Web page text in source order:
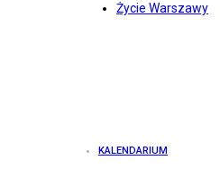
Życie Warszawy
KALENDARIUM